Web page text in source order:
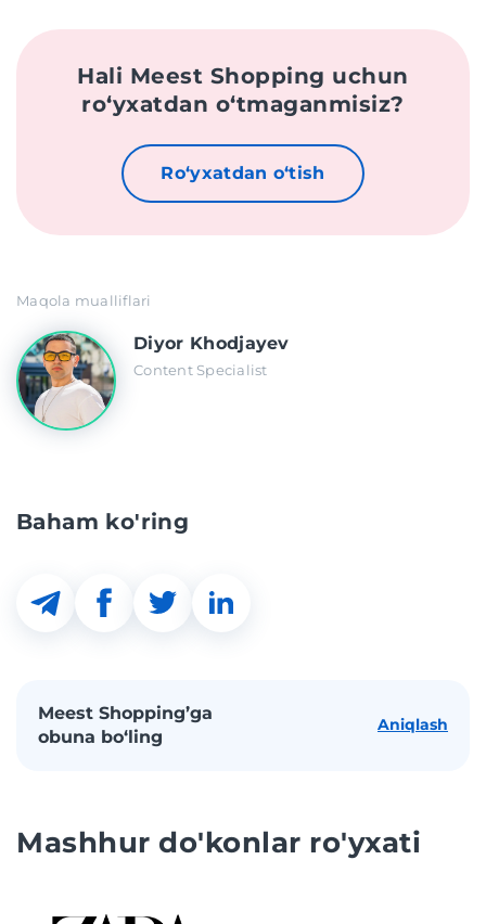
Hali Meest Shopping uchun
roʻyxatdan oʻtmaganmisiz?
Roʻyxatdan oʻtish
Maqola mualliflari
Diyor Khodjayev
Content Specialist
Baham ko'ring
Meest Shopping’ga
obuna bo‘ling
Aniqlash
Mashhur do'konlar ro'yxati